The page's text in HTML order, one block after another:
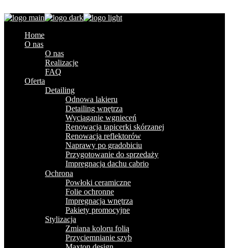
Home
O nas
O nas
Realizacje
FAQ
Oferta
Detailing
Odnowa lakieru
Detailing wnętrza
Wyciąganie wgnieceń
Renowacja tapicerki skórzanej
Renowacja reflektorów
Naprawy po gradobiciu
Przygotowanie do sprzedaży
Impregnacja dachu cabrio
Ochrona
Powłoki ceramiczne
Folie ochronne
Impregnacja wnętrza
Pakiety promocyjne
Stylizacja
Zmiana koloru folią
Przyciemnianie szyb